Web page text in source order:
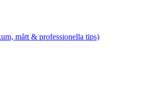
mått & professionella tips)